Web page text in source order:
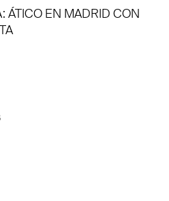
ÁTICO EN MADRID CON